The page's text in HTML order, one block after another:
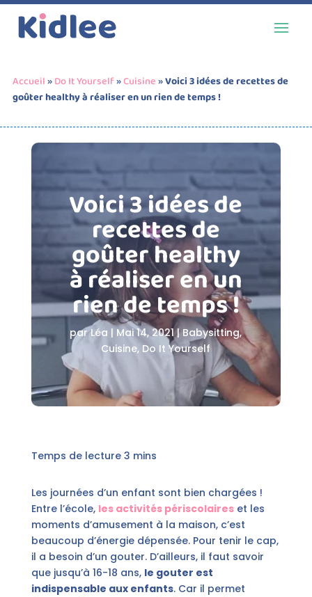
Accueil»Do It Yourself»Cuisine»Voici 3 idées de recettes de
goûter healthy à réaliser en un rien de temps !
Voici 3 idées de
recettes de
goûter healthy
à réaliser en un
rien de temps !
parLéa | Mai 14, 2021|Babysitting,
Cuisine, Do It Yourself
Les journées d’un enfant sont bien chargées !
Entre l’école, les activités périscolaireset les
moments d’amusement à la maison, c’est
beaucoup d’énergie dépensée. Pour tenir le cap,
il a besoin d’un gouter. D’ailleurs, il faut savoir
que jusqu’à 16-18 ans, le gouter est
indispensable aux enfants. Car il permet